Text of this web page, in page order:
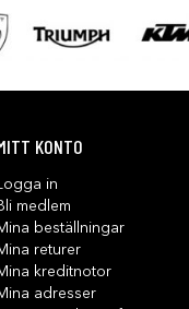
KONTO
in
medlem
beställningar
returer
kreditnotor
adresser